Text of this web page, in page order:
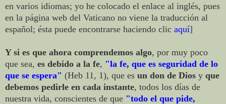
en varios idiomas; yo he colocado el enlace al inglés, pues
en la página web del Vaticano no viene la traducción al
español; ésta puede encontrarse haciendo clic aquí]
Y si es que ahora comprendemos algo, por muy poco
que sea, es debido a la fe, "la fe, que es seguridad de lo
que se espera" (Heb 11, 1), que es un don de Dios y que
debemos pedirle en cada instante, todos los días de
nuestra vida, conscientes de que "todo el que pide,